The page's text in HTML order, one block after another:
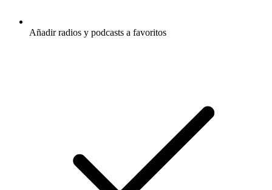
Añadir radios y podcasts a favoritos